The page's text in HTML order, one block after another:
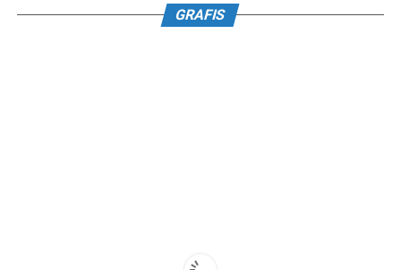
GRAFIS